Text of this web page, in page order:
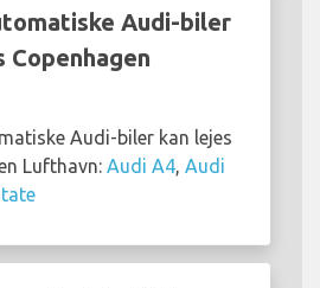
Audi-biler
Copenhagen
Audi-biler kan lejes
Lufthavn: Audi A4 Audi